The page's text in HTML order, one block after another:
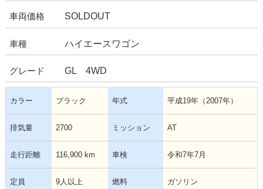
車両価格 SOLDOUT
車種 ハイエースワゴン
グレード GL 4WD
カラー ブラック 年式 平成19年（2007年）
排気量 2700 ミッション AT
走行距離 116,900 km 車検 令和7年7月
定員 9人以上 燃料 ガソリン